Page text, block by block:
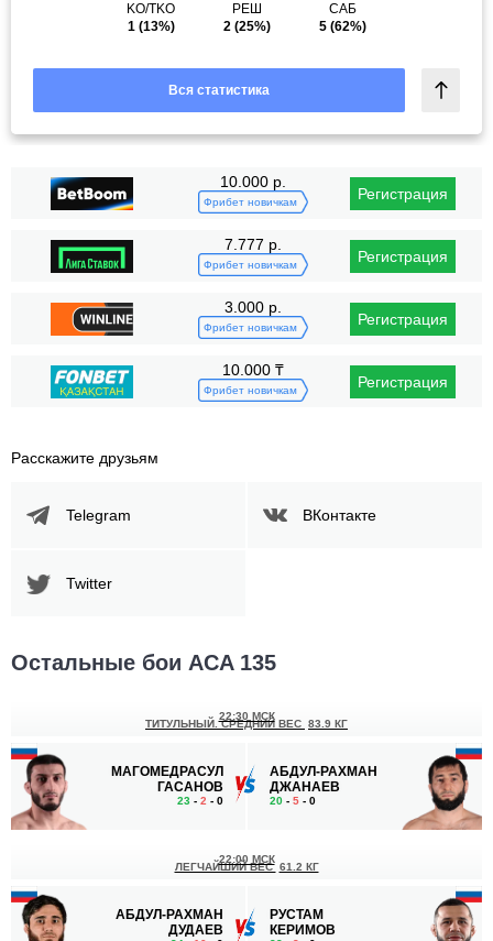
KO/TKO
1(13%)
РЕШ
2 (25%)
САБ
5 (62%)
Вся статистика
10.000 р.
Фрибет новичкам Регистрация
7.777 р.
Фрибет новичкам Регистрация
3.000 р.
Фрибет новичкам Регистрация
10.000 ₸
Фрибет новичкам Регистрация
Расскажите друзьям
Telegram ВКонтакте
Twitter
Остальные бои ACA 135
МАГОМЕДРАСУЛ
ГАСАНОВ
23 - 2 - 0
22:30 МСК
ТИТУЛЬНЫЙ. СРЕДНИЙ ВЕС 83.9 КГ
АБДУЛ-РАХМАН
ДЖАНАЕВ
20 - 5 - 0
АБДУЛ-РАХМАН
ДУДАЕВ
22:00 МСК
ЛЕГЧАЙШИЙ ВЕС 61.2 КГ
РУСТАМ
КЕРИМОВ